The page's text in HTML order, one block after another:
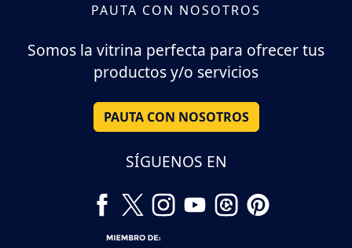
PAUTA CON NOSOTROS
Somos la vitrina perfecta para ofrecer tus
productos y/o servicios
PAUTA CON NOSOTROS
SÍGUENOS EN